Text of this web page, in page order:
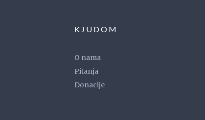
KJUDOM
O nama
Pitanja
Donacije